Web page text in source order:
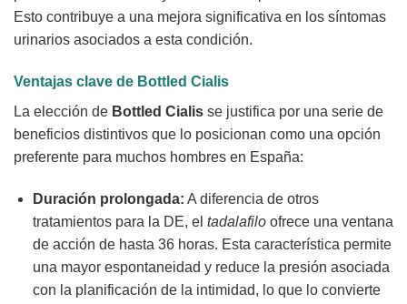
Esto contribuye a una mejora significativa en los síntomas
urinarios asociados a esta condición.
Ventajas clave de Bottled Cialis
La elección de Bottled Cialis se justifica por una serie de
beneficios distintivos que lo posicionan como una opción
preferente para muchos hombres en España:
Duración prolongada: A diferencia de otros
tratamientos para la DE, el tadalafiloofrece una ventana
de acción de hasta 36 horas. Esta característica permite
una mayor espontaneidad y reduce la presión asociada
con la planificación de la intimidad, lo que lo convierte